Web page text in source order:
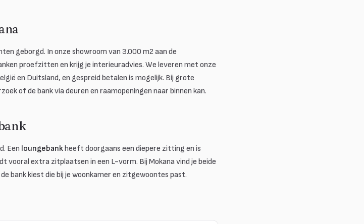
geborgd. In onze showroom van 3.000 m2 aan de
proefzitten en krijg je interieuradvies. We leveren met onze
en Duitsland, en gespreid betalen is mogelijk. Bij grote
of de bank via deuren en raamopeningen naar binnen kan.
Een loungebankheeft doorgaans een diepere zitting en is
vooral extra zitplaatsen in een L-vorm. Bij Mokana vind je beide
bank kiest die bij je woonkamer en zitgewoontes past.